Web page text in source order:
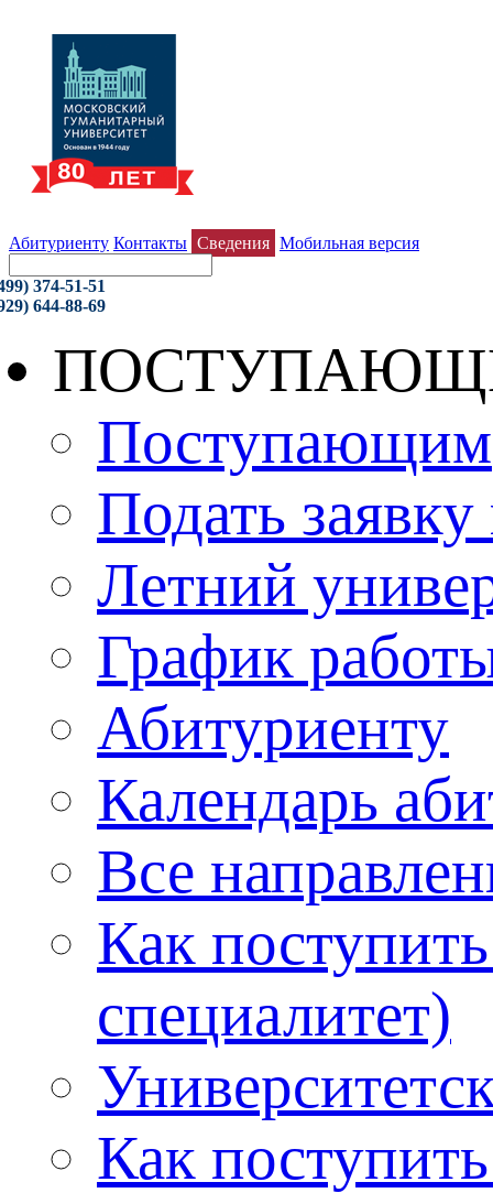
Абитуриенту Контакты Сведения Мобильная версия
374-51-51
644-88-69
Поступающим
Подать
Летний
График
Абитуриенту
Календарь
Все
Как
специалитет)
Как